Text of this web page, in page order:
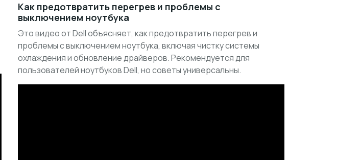
Как предотвратить перегрев и проблемы с
выключением ноутбука
Это видео от Dell объясняет, как предотвратить перегрев и
проблемы с выключением ноутбука, включая чистку системы
охлаждения и обновление драйверов. Рекомендуется для
пользователей ноутбуков Dell, но советы универсальны.